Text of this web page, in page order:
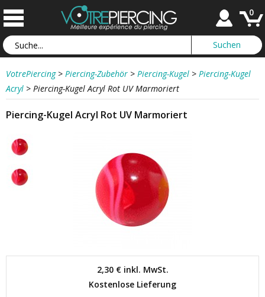
0
VotrePiercing > Piercing-Zubehör > Piercing-Kugel > Piercing-Kugel
Acryl > Piercing-Kugel Acryl Rot UV Marmoriert
Piercing-Kugel Acryl Rot UV Marmoriert
2,30 €inkl. MwSt.
Kostenlose Lieferung